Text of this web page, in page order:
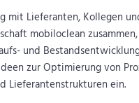
mit Lieferanten, Kollegen
mobiloclean zusammen,
und
zur Optimierung von
Lieferantenstrukturen ein.